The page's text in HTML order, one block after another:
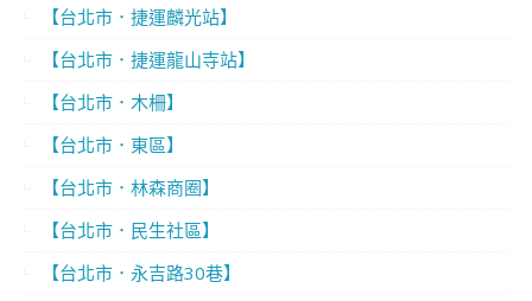
【台北市．捷運麟光站】
【台北市．捷運龍山寺站】
【台北市．木柵】
【台北市．東區】
【台北市．林森商圈】
【台北市．民生社區】
【台北市．永吉路30巷】